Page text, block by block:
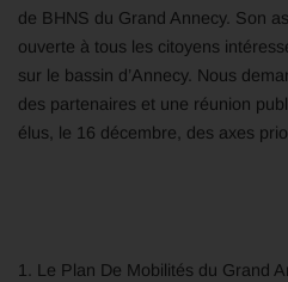
de BHNS du Grand Annecy. Son
ouverte à tous les citoyens
sur le bassin d’Annecy. Nous
des partenaires et une réunion
élus, le 16 décembre, des axes
1. L e Plan De Mobilités du Grand